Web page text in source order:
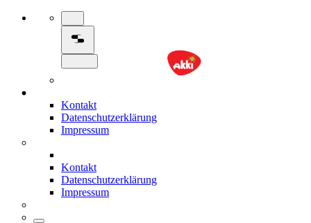
Kontakt
Datenschutzerklärung
Impressum
Kontakt
Datenschutzerklärung
Impressum